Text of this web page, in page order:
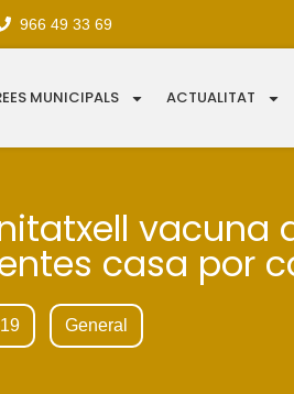
966 49 33 69
MUNICIPALS ACTUALITAT
vacuna
casa por
General